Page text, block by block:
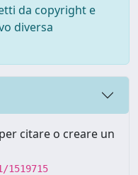
da copyright e
diversa
citare o creare un